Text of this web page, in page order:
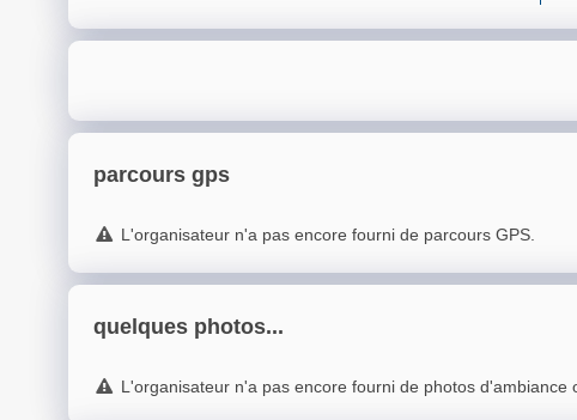
parcours gps
L'organisateur n'a pas encore fourni de parcours GPS.
quelques photos...
L'organisateur n'a pas encore fourni de photos d'ambiance